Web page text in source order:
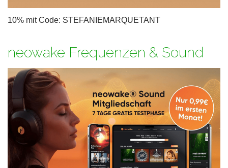
10% mit Code: STEFANIEMARQUETANT
neowake Frequenzen & Sound